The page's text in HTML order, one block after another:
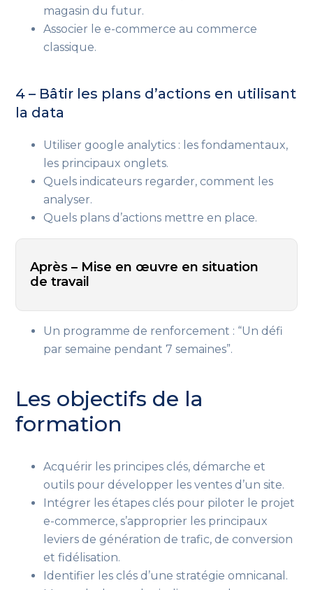
magasin du futur.
Associer le e-commerce au commerce
classique.
4 – Bâtir les plans d’actions en utilisant
la data
Utiliser google analytics : les fondamentaux,
les principaux onglets.
Quels indicateurs regarder, comment les
analyser.
Quels plans d’actions mettre en place.
Après – Mise en œuvre en situation
de travail
Un programme de renforcement : “Un défi
par semaine pendant 7 semaines”.
Les objectifs de la
formation
Acquérir les principes clés, démarche et
outils pour développer les ventes d’un site.
Intégrer les étapes clés pour piloter le projet
e-commerce, s’approprier les principaux
leviers de génération de trafic, de conversion
et fidélisation.
Identifier les clés d’une stratégie omnicanal.